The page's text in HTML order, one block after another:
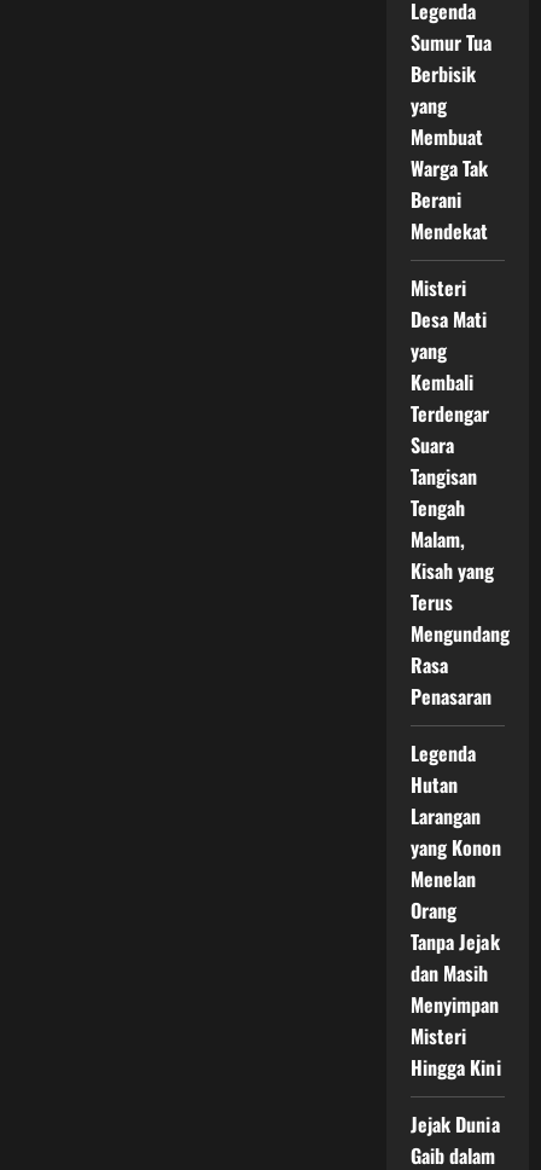
Legenda
Sumur Tua
Berbisik
yang
Membuat
Warga Tak
Berani
Mendekat
Misteri
Desa Mati
yang
Kembali
Terdengar
Suara
Tangisan
Tengah
Malam,
Kisah yang
Terus
Mengundang
Rasa
Penasaran
Legenda
Hutan
Larangan
yang Konon
Menelan
Orang
Tanpa Jejak
dan Masih
Menyimpan
Misteri
Hingga Kini
Jejak Dunia
Gaib dalam